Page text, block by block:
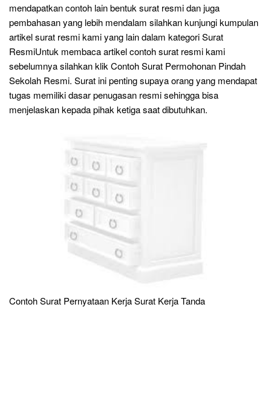
mendapatkan contoh lain bentuk surat resmi dan juga
pembahasan yang lebih mendalam silahkan kunjungi kumpulan
artikel surat resmi kami yang lain dalam kategori Surat
ResmiUntuk membaca artikel contoh surat resmi kami
sebelumnya silahkan klik Contoh Surat Permohonan Pindah
Sekolah Resmi. Surat ini penting supaya orang yang mendapat
tugas memiliki dasar penugasan resmi sehingga bisa
menjelaskan kepada pihak ketiga saat dibutuhkan.
Contoh Surat Pernyataan Kerja Surat Kerja Tanda